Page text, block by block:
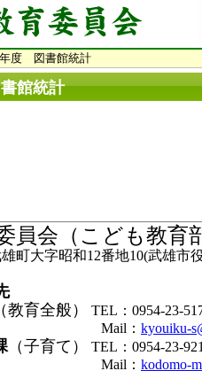
年度 図書館統計
館統計
員会（こども教育
町大字昭和12番地10(武雄市役
教育全般）
TEL：0954-23-
： kyouiku-
（子育て）
TEL：0954-23-
： kodomo-